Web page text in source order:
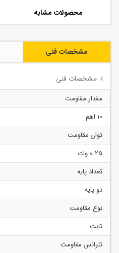
محصولات مشابه
مشخصات فنی
مشخصات فنی
مقدار مقاومت
10 اهم
توان مقاومت
0.25 وات
تعداد پایه
دو پایه
نوع مقاومت
ثابت
تلرانس مقاومت